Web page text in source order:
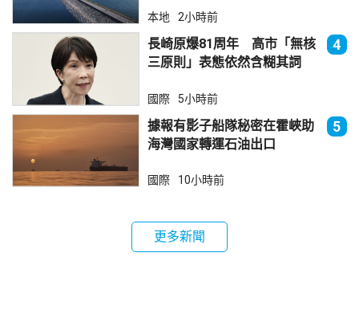
本地 2小時前
長崎原爆81周年 高市「無核
三原則」表態依然含糊其詞
4
國際 5小時前
據報有影子船隊秘密在霍峽助
海灣國家轉運石油出口
5
國際 10小時前
更多新聞